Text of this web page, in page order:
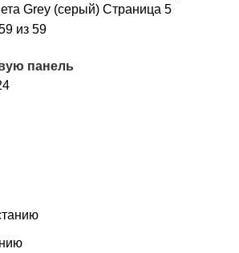
Grey (серый) Страница 5
из 59Сортировка:
недавние
панель